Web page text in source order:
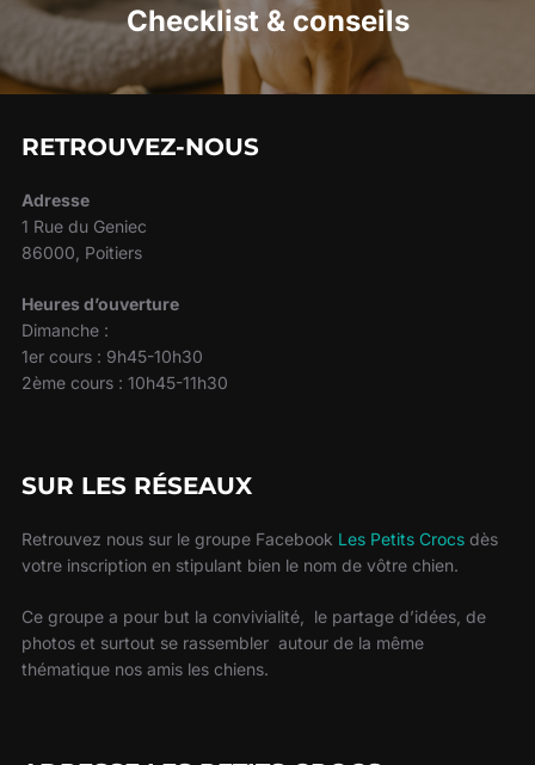
Checklist & conseils
RETROUVEZ-NOUS
Adresse
1 Rue du Geniec
86000, Poitiers
Heures d’ouverture
Dimanche :
1er cours : 9h45-10h30
2ème cours : 10h45-11h30
SUR LES RÉSEAUX
Retrouvez nous sur le groupe Facebook Les Petits Crocsdès
votre inscription en stipulant bien le nom de vôtre chien.
Ce groupe a pour but la convivialité, le partage d’idées, de
photos et surtout se rassembler autour de la même
thématique nos amis les chiens.